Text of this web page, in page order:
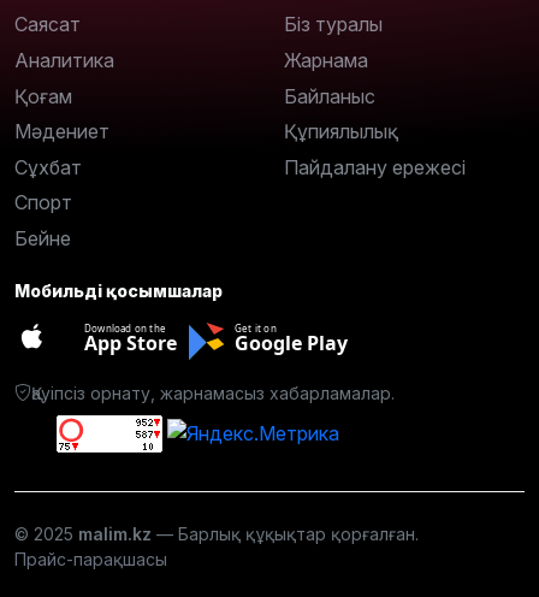
Саясат
Аналитика
Қоғам
Мәдениет
Сұхбат
Спорт
Бейне
Біз туралы
Жарнама
Байланыс
Құпиялылық
Пайдалану ережесі
Мобильді қосымшалар
Download on the
App Store
Get it on
Google Play
Қауіпсіз орнату, жарнамасыз хабарламалар.
© 2025 malim.kz — Барлық құқықтар қорғалған.
Прайс-парақшасы